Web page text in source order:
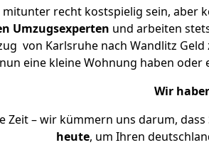
recht kostspielig sein, aber
Umzugsexperten und arbeiten
von Karlsruhe nach Wandlitz
eine kleine Wohnung haben
Wir
Zeit – wir kümmern uns darum,
heute, um Ihren